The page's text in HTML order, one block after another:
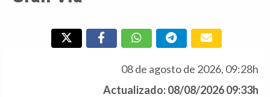
08 de agosto de 2026, 09:28h
Actualizado: 08/08/2026 09:33h